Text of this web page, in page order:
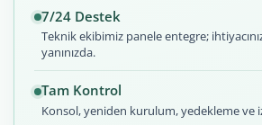
7/24 Destek
Teknik ekibimiz panele entegre;
yanınızda.
Tam Kontrol
Konsol, yeniden kurulum, yedekleme ve